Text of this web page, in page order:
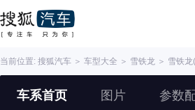
当前位置: 搜狐汽车 ＞ 车型大全 ＞ 雪铁龙 ＞ 雪铁龙
车系首页 图片 参数